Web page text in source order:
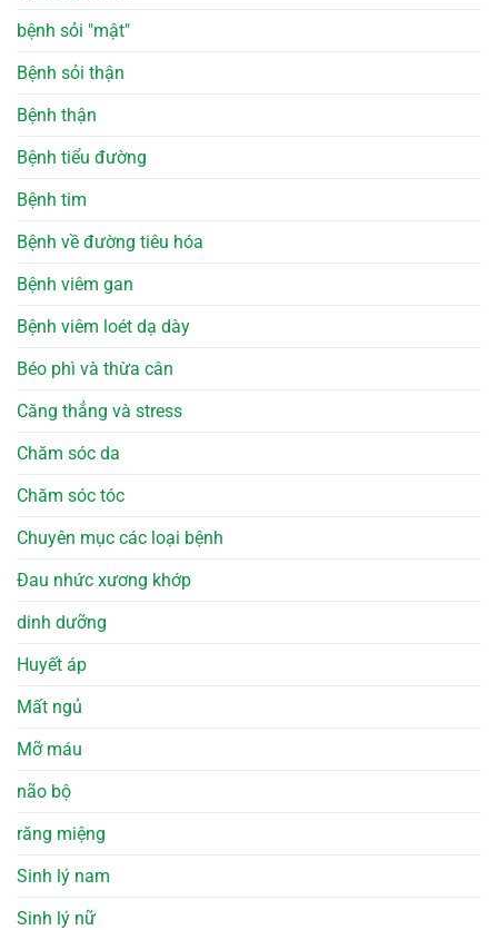
bệnh sỏi "mật"
Bệnh sỏi thận
Bệnh thận
Bệnh tiểu đường
Bệnh tim
Bệnh về đường tiêu hóa
Bệnh viêm gan
Bệnh viêm loét dạ dày
Béo phì và thừa cân
Căng thẳng và stress
Chăm sóc da
Chăm sóc tóc
Chuyên mục các loại bệnh
Đau nhức xương khớp
dinh dưỡng
Huyết áp
Mất ngủ
Mỡ máu
não bộ
răng miệng
Sinh lý nam
Sinh lý nữ